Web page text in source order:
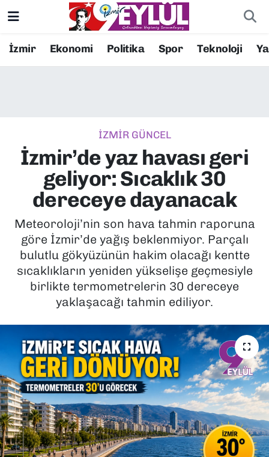
İzmir Ekonomi Politika Spor Teknoloji
İZMİR GÜNCEL
İzmir’de yaz havası geri
geliyor: Sıcaklık 30
dereceye dayanacak
Meteoroloji’nin son hava tahmin raporuna
göre İzmir’de yağış beklenmiyor. Parçalı
bulutlu gökyüzünün hakim olacağı kentte
sıcaklıkların yeniden yükselişe geçmesiyle
birlikte termometrelerin 30 dereceye
yaklaşacağı tahmin ediliyor.
Resmi İlanlar
EKONOMİ
KÜLTÜR SANAT
MAGAZİN
POLİTİKA
SAĞLIK
SPOR
TEKNOLOJİ
YAŞAM
YEREL YÖNETİMLER
Konak Nöbetçi Eczaneler
Süper Lig Puan Durumu ve Fikstür
Tüm Manşetler
Son Dakika Haberleri
Haber Arşivi